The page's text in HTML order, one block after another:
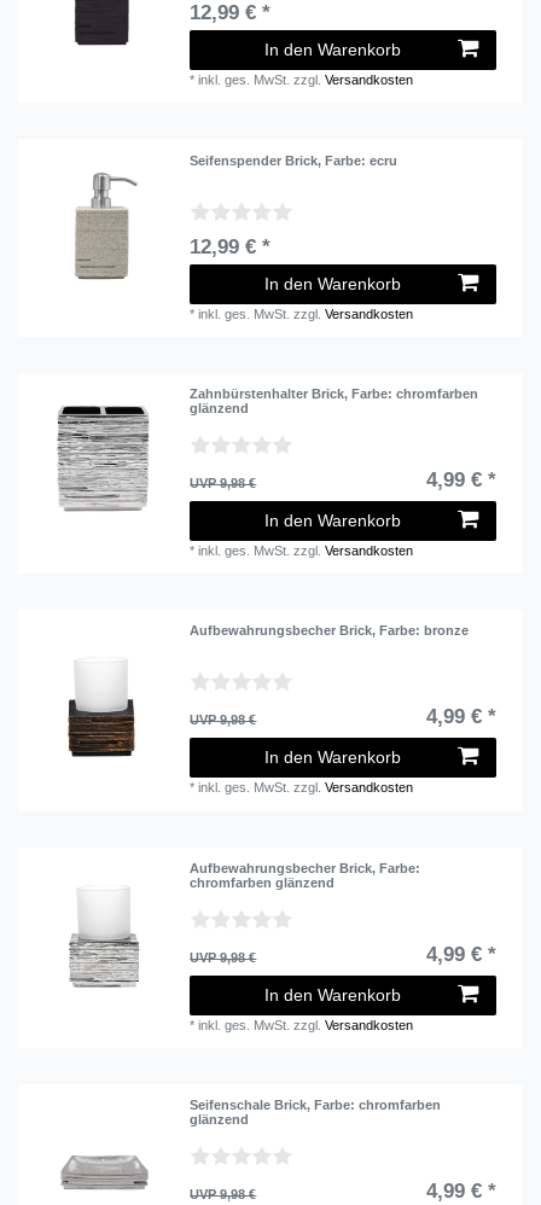
12,99 € *
In den Warenkorb
*inkl. ges. MwSt. zzgl.Versandkosten
Seifenspender Brick, Farbe: ecru
12,99 € *
In den Warenkorb
*inkl. ges. MwSt. zzgl.Versandkosten
Zahnbürstenhalter Brick, Farbe: chromfarben
glänzend
UVP 9,98 € 4,99 € *
In den Warenkorb
*inkl. ges. MwSt. zzgl.Versandkosten
Aufbewahrungsbecher Brick, Farbe: bronze
UVP 9,98 € 4,99 € *
In den Warenkorb
*inkl. ges. MwSt. zzgl.Versandkosten
Aufbewahrungsbecher Brick, Farbe:
chromfarben glänzend
UVP 9,98 € 4,99 € *
In den Warenkorb
*inkl. ges. MwSt. zzgl.Versandkosten
Seifenschale Brick, Farbe: chromfarben
glänzend
UVP 9,98 € 4,99 € *